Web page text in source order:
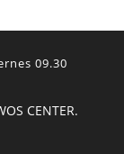
09.30
CENTER.